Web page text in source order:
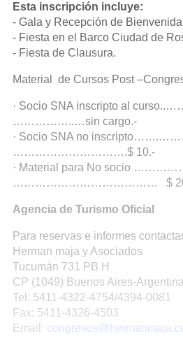
Esta inscripción incluye:
- Gala y Recepción de
- Fiesta en el Barco Ciudad de
- Fiesta de Clausura.
Material de Cursos Post
· Socio SNA inscripto al
……………..…sin cargo.-
· Socio SNA no
………………………….$ 10.-
· Material para No socio
………………………………… $
Agencia de Turismo Oficial
Para reservas e informes
Herman maja y Asociados
Tucumán 731 PB H
CP (1049) Buenos Aires-Argentina
Tel: 5411-4322-4754/4394-0081
Fax: 5411-4326-4503
Email: